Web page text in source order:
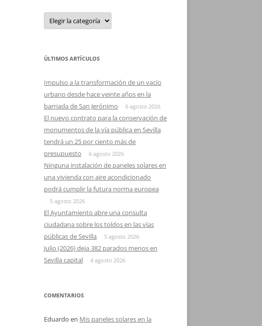
Categorias
ÚLTIMOS ARTÍCULOS
Impulso a la transformación de un vacío
urbano desde hace veinte años en la
barriada de San Jerónimo
6 agosto 2026
El nuevo contrato para la conservación de
monumentos de la vía pública en Sevilla
tendrá un 25 por ciento más de
presupuesto
6 agosto 2026
Ninguna instalación de paneles solares en
una vivienda con aire acondicionado
podrá cumplir la futura norma europea
5 agosto 2026
El Ayuntamiento abre una consulta
ciudadana sobre los toldos en las vías
públicas de Sevilla
5 agosto 2026
Julio (2026) deja 382 parados menos en
Sevilla capital
4 agosto 2026
COMENTARIOS
Eduardo en Mis paneles solares en la